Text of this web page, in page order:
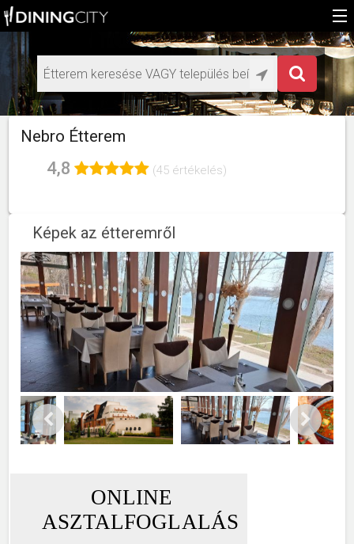
Főoldal
Médiaajánlat éttermeknek
HU
Nebro Étterem
4,8 (45 értékelés)
Képek az étteremről